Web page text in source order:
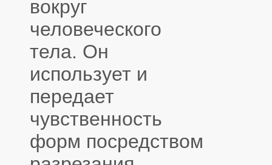
вокруг
человеческого
тела. Он
использует и
передает
чувственность
форм посредством